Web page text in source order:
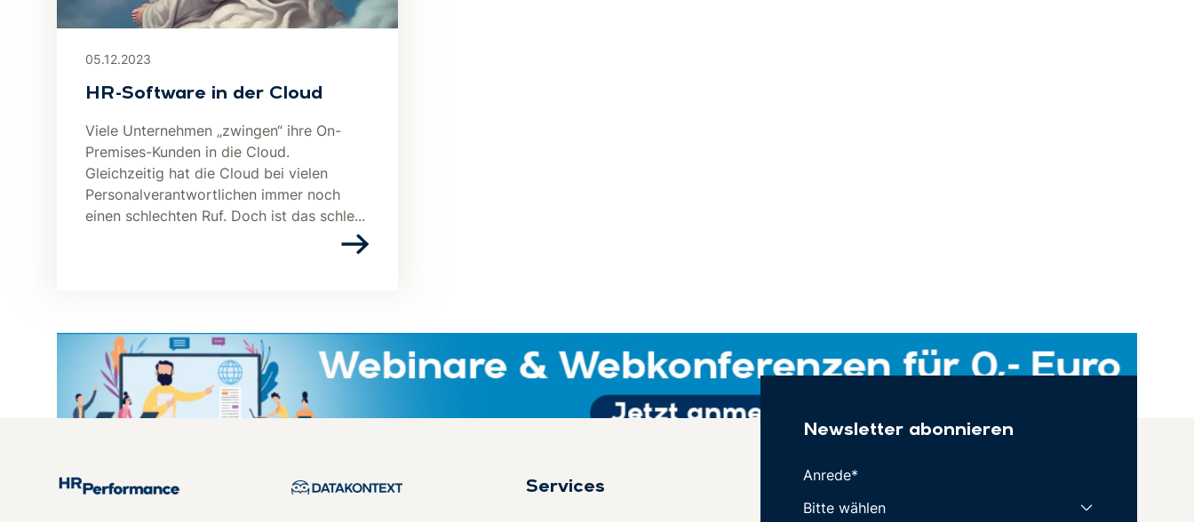
05.12.2023
HR-Software in der Cloud
Viele Unternehmen „zwingen“ ihre On-
Premises-Kunden in die Cloud.
Gleichzeitig hat die Cloud bei vielen
Personalverantwortlichen immer noch
einen schlechten Ruf. Doch ist das schle...
Services
Newsletter abonnieren
Anrede*